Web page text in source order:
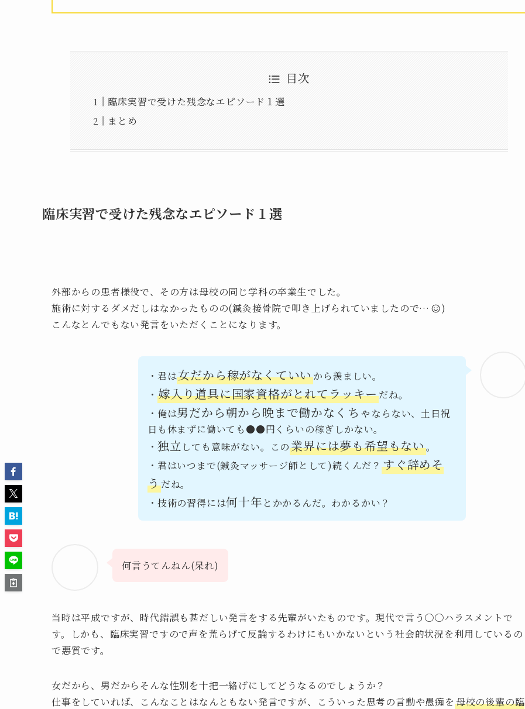
目次
臨床実習で受けた残念なエピソード１選
まとめ
臨床実習で受けた残念なエピソード１選
外部からの患者様役で、その方は母校の同じ学科の卒業生でした。
施術に対するダメだしはなかったものの(鍼灸接骨院で叩き上げられていましたので…
)
こんなとんでもない発言をいただくことになります。
・君は女だから稼がなくていいから羨ましい。
・ 嫁入り道具に国家資格がとれてラッキーだね。
・俺は男だから朝から晩まで働かなくちゃ ならない、土日祝
日も休まずに働いても●●円くらいの稼ぎしかない。
・ 独立 しても意味がない。この業界には夢も希望もない。
・君はいつまで(鍼灸マッサージ師として)続くんだ？ すぐ辞めそ
うだね。
・技術の習得には何十年 とかかるんだ。わかるかい？
何言うてんねん(呆れ)
当時は平成ですが、時代錯誤も甚だしい発言をする先輩がいたものです。現代で言う〇〇ハラスメントで
す。しかも、臨床実習ですので声を荒らげて反論するわけにもいかないという社会的状況を利用しているの
で悪質です。
女だから、男だからそんな性別を十把一絡げにしてどうなるのでしょうか？
仕事をしていれば、こんなことはなんともない発言ですが、こういった思考の言動や愚痴を母校の後輩の臨